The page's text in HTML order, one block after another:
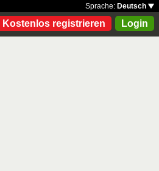
Sprache: Deutsch
Kostenlos registrieren Login